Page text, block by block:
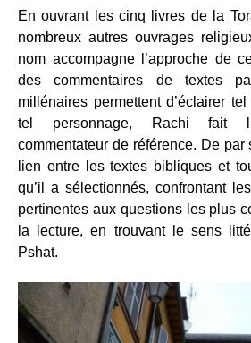
En ouvrant les cinq livres de la
nombreux autres ouvrages
nom accompagne l’approche de
des commentaires de textes
millénaires permettent d’éclairer
tel personnage, Rachi fait
commentateur de référence. De
lien entre les textes bibliques et
qu’il a sélectionnés, confrontant
pertinentes aux questions les plus
la lecture, en trouvant le sens
Pshat.